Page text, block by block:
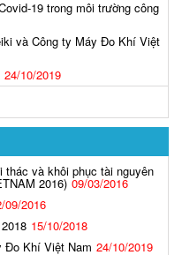
19 trong môi trường công
và Công ty Máy Đo Khí Việt
24/10/2019
thác và khôi phục tài nguyên
2016) 09/03/2016
09/2016
15/10/2018
Đo Khí Việt Nam 24/10/2019